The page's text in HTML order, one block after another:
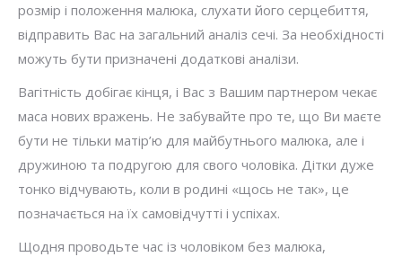
розмір і положення малюка, слухати його серцебиття,
відправить Вас на загальний аналіз сечі. За необхідності
можуть бути призначені додаткові аналізи.
Вагітність добігає кінця, і Вас з Вашим партнером чекає
маса нових вражень. Не забувайте про те, що Ви маєте
бути не тільки матір’ю для майбутнього малюка, але і
дружиною та подругою для свого чоловіка. Дітки дуже
тонко відчувають, коли в родині «щось не так», це
позначається на їх самовідчутті і успіхах.
Щодня проводьте час із чоловіком без малюка,